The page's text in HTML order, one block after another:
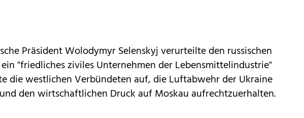
Präsident Wolodymyr Selenskyj verurteilte den russischen
"friedliches ziviles Unternehmen der Lebensmittelindustrie"
die westlichen Verbündeten auf, die Luftabwehr der Ukraine
den wirtschaftlichen Druck auf Moskau aufrechtzuerhalten.